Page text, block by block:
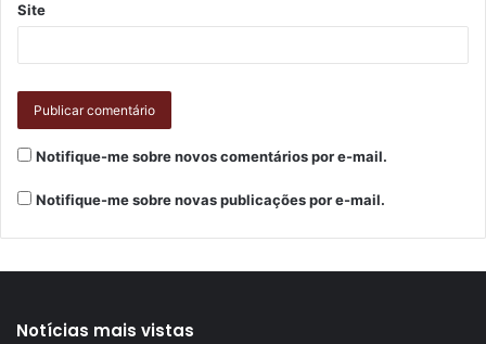
Site
Notifique-me sobre novos comentários por e-mail.
Notifique-me sobre novas publicações por e-mail.
Notícias mais vistas